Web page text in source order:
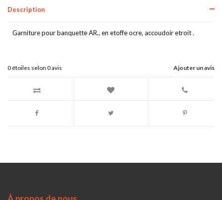
Description
Garniture pour banquette AR., en etoffe ocre, accoudoir etroit .
Ajouter un avis
0 étoiles selon 0avis